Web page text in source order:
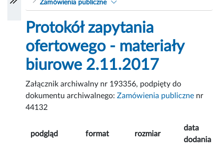
Zamówienia publiczne
Protokół zapytania
ofertowego - materiały
biurowe 2.11.2017
Załącznik archiwalny nr 193356, podpięty do
dokumentu archiwalnego:Zamówienia publiczne nr
44132
podgląd format rozmiar
data
dodania